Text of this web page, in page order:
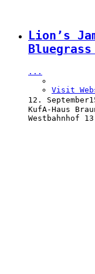
Lion’s
...
Visit
12. September
KufA-Haus
Westbahnhof